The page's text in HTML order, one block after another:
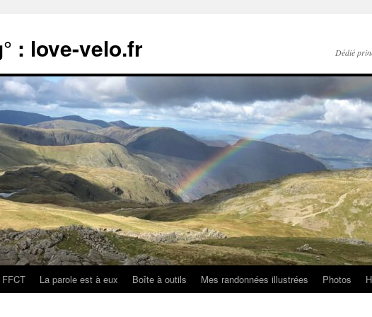
: love-velo.fr Dédié
FFCT La parole est à eux Boîte à outils Mes randonnées illustrées Photos